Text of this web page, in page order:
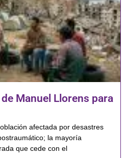
Manuel Llorens para
afectada por desastres
la mayoría
que cede con el